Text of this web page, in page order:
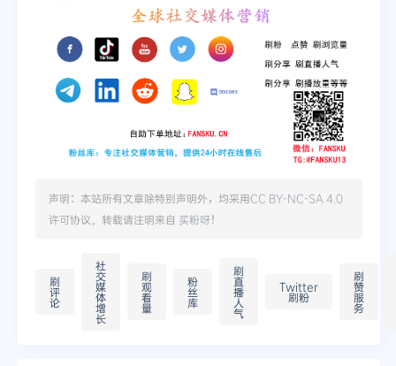
声明：本站所有文章除特别声明外，均采用CC BY-NC-SA 4.0
许可协议。转载请注明来自 买粉呀！
刷
评
论
社
交
媒
体
增
长
刷
观
看
量
粉
丝
库
刷
直
播
人
气
Twitter
刷粉
刷
赞
服
务